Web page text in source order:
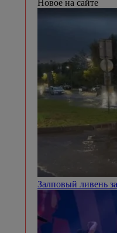
Новое на сайте
Залповый ливень